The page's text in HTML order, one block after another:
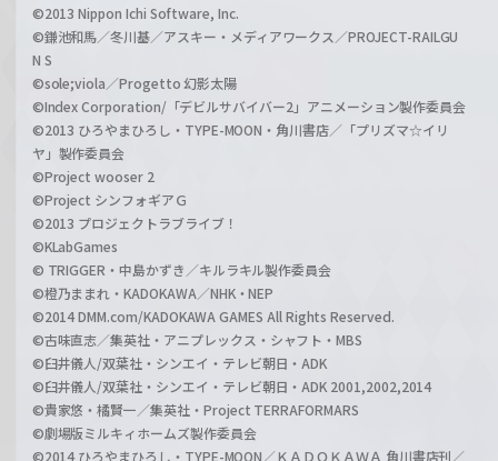
©2013 Nippon Ichi Software, Inc.
©鎌池和馬／冬川基／アスキー・メディアワークス／PROJECT-RAILGU
N S
©sole;viola／Progetto 幻影太陽
©Index Corporation/「デビルサバイバー2」アニメーション製作委員会
©2013 ひろやまひろし・TYPE-MOON・角川書店／「プリズマ☆イリ
ヤ」製作委員会
©Project wooser 2
©Project シンフォギアＧ
©2013 プロジェクトラブライブ！
©KLabGames
© TRIGGER・中島かずき／キルラキル製作委員会
©橙乃ままれ・KADOKAWA／NHK・NEP
©2014 DMM.com/KADOKAWA GAMES All Rights Reserved.
©古味直志／集英社・アニプレックス・シャフト・MBS
©臼井儀人/双葉社・シンエイ・テレビ朝日・ADK
©臼井儀人/双葉社・シンエイ・テレビ朝日・ADK 2001,2002,2014
©貴家悠・橘賢一／集英社・Project TERRAFORMARS
©劇場版ミルキィホームズ製作委員会
©2014 ひろやまひろし・TYPE-MOON／ＫＡＤＯＫＡＷＡ 角川書店刊／